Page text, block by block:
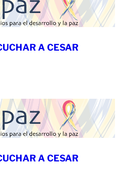
A CESAR
A CESAR